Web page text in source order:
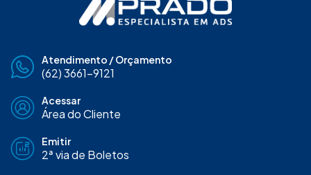
Atendimento / Orçamento
(62) 3661-9121
Acessar
Área do Cliente
Emitir
2ª via de Boletos